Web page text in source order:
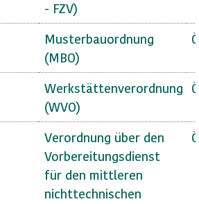
- FZV)
Musterbauordnung
(MBO)
Werkstättenverordnung
(WVO)
Verordnung über den
Vorbereitungsdienst
für den mittleren
nichttechnischen